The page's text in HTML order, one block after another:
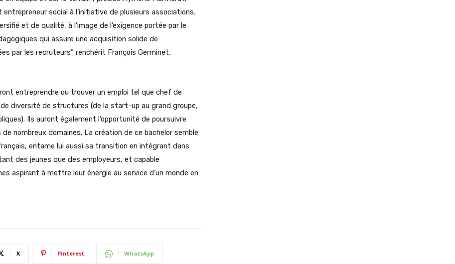
social à l’initiative de plusieurs associations.
et de qualité, à l’image de l’exigence portée par le
qui assure une acquisition solide de
par les recruteurs” renchérit François Germinet,
entreprendre ou trouver un emploi tel que chef de
diversité de structures (de la start-up au grand groupe,
Ils auront également l’opportunité de poursuivre
nombreux domaines. La création de ce bachelor semble
entame lui aussi sa transition en intégrant dans
des jeunes que des employeurs, et capable
aspirant à mettre leur énergie au service d’un monde en
X Pinterest WhatsApp